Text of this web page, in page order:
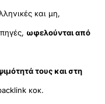
και μη,
ωφελούνται από
τους και στη
κοκ.